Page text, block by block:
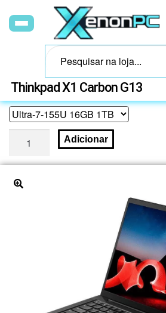
Thinkpad X1 Carbon G13
Adicionar